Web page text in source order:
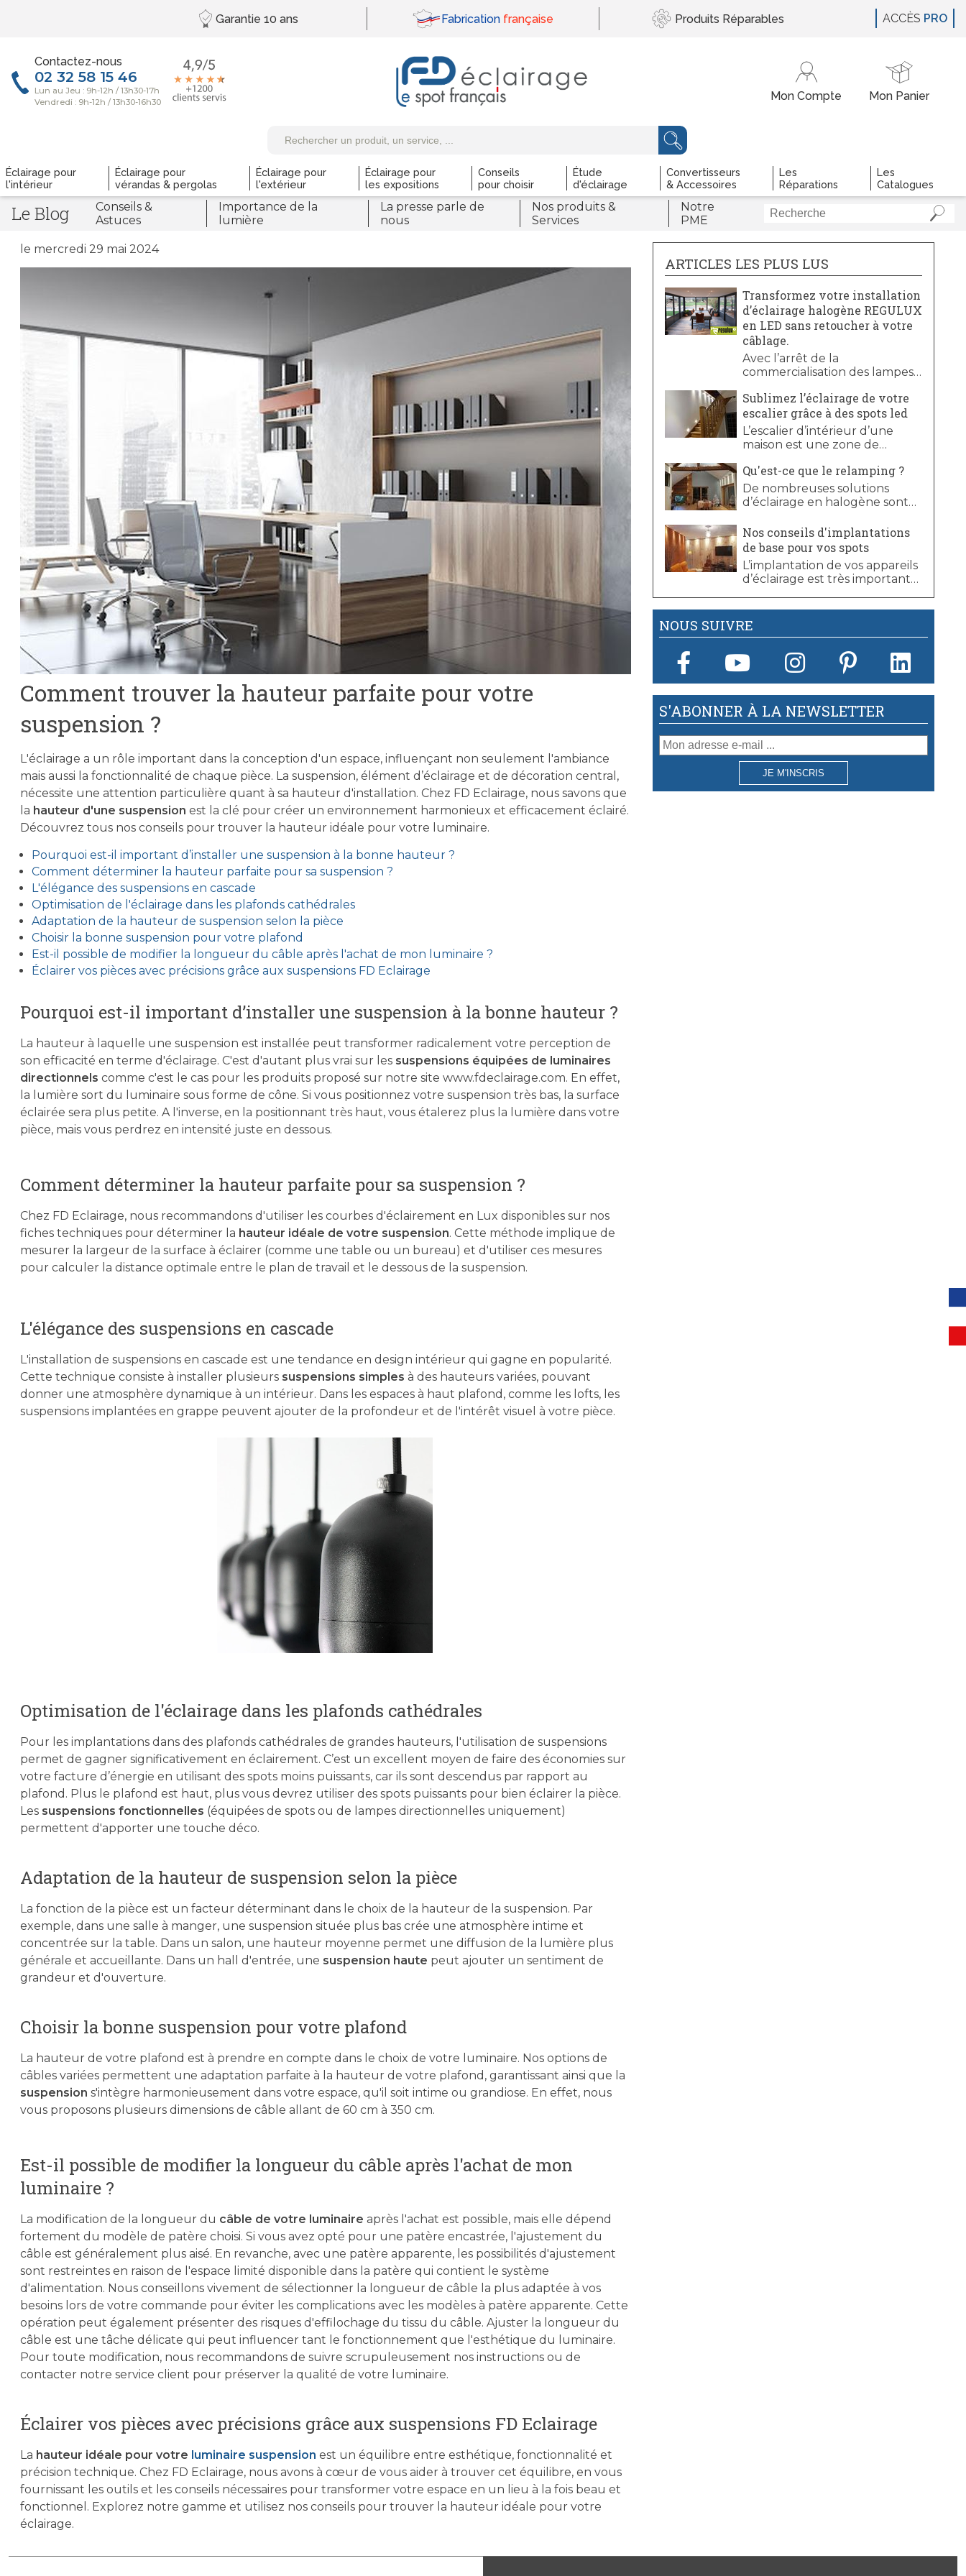
Garantie 10 ans Fabrication française Produits Réparables
Contactez-nous
Éclairage pour
l'intérieur
Éclairage pour
vérandas & pergolas
Éclairage pour
l'extérieur
Éclairage pour
les expositions
Conseils
pour choisir
Étude
d'éclairage
Convertisseurs
& Accessoires
Les
Réparations
Les
Catalogues
ACCÈS PRO
Le Blog
Conseils &
Astuces
Importance de la
lumière
La presse parle de
nous
Nos produits &
Services
Notre
PME
le mercredi 29 mai 2024
Comment trouver la hauteur parfaite pour votre
suspension ?
L'éclairage a un rôle important dans la conception d'un espace, influençant non seulement l'ambiance
mais aussi la fonctionnalité de chaque pièce. La suspension, élément d’éclairage et de décoration central,
nécessite une attention particulière quant à sa hauteur d'installation. Chez FD Eclairage, nous savons que
la hauteur d'une suspension est la clé pour créer un environnement harmonieux et efficacement éclairé.
Découvrez tous nos conseils pour trouver la hauteur idéale pour votre luminaire.
Pourquoi est-il important d’installer une suspension à la bonne hauteur ?
Comment déterminer la hauteur parfaite pour sa suspension ?
L'élégance des suspensions en cascade
Optimisation de l'éclairage dans les plafonds cathédrales
Adaptation de la hauteur de suspension selon la pièce
Choisir la bonne suspension pour votre plafond
Est-il possible de modifier la longueur du câble après l'achat de mon luminaire ?
Éclairer vos pièces avec précisions grâce aux suspensions FD Eclairage
Pourquoi est-il important d’installer une suspension à la bonne hauteur ?
La hauteur à laquelle une suspension est installée peut transformer radicalement votre perception de
son efficacité en terme d'éclairage. C'est d'autant plus vrai sur les suspensions équipées de luminaires
directionnels comme c'est le cas pour les produits proposé sur notre site www.fdeclairage.com. En effet,
la lumière sort du luminaire sous forme de cône. Si vous positionnez votre suspension très bas, la surface
éclairée sera plus petite. A l'inverse, en la positionnant très haut, vous étalerez plus la lumière dans votre
pièce, mais vous perdrez en intensité juste en dessous.
Comment déterminer la hauteur parfaite pour sa suspension ?
Chez FD Eclairage, nous recommandons d'utiliser les courbes d'éclairement en Lux disponibles sur nos
fiches techniques pour déterminer la hauteur idéale de votre suspension. Cette méthode implique de
mesurer la largeur de la surface à éclairer (comme une table ou un bureau) et d'utiliser ces mesures
pour calculer la distance optimale entre le plan de travail et le dessous de la suspension.
L'élégance des suspensions en cascade
L'installation de suspensions en cascade est une tendance en design intérieur qui gagne en popularité.
Cette technique consiste à installer plusieurs suspensions simples à des hauteurs variées, pouvant
donner une atmosphère dynamique à un intérieur. Dans les espaces à haut plafond, comme les lofts, les
suspensions implantées en grappe peuvent ajouter de la profondeur et de l'intérêt visuel à votre pièce.
Optimisation de l'éclairage dans les plafonds cathédrales
Pour les implantations dans des plafonds cathédrales de grandes hauteurs, l'utilisation de suspensions
permet de gagner significativement en éclairement. C’est un excellent moyen de faire des économies sur
votre facture d’énergie en utilisant des spots moins puissants, car ils sont descendus par rapport au
plafond. Plus le plafond est haut, plus vous devrez utiliser des spots puissants pour bien éclairer la pièce.
Les suspensions fonctionnelles (équipées de spots ou de lampes directionnelles uniquement)
permettent d'apporter une touche déco.
Adaptation de la hauteur de suspension selon la pièce
La fonction de la pièce est un facteur déterminant dans le choix de la hauteur de la suspension. Par
exemple, dans une salle à manger, une suspension située plus bas crée une atmosphère intime et
concentrée sur la table. Dans un salon, une hauteur moyenne permet une diffusion de la lumière plus
générale et accueillante. Dans un hall d'entrée, une suspension haute peut ajouter un sentiment de
grandeur et d'ouverture.
Choisir la bonne suspension pour votre plafond
La hauteur de votre plafond est à prendre en compte dans le choix de votre luminaire. Nos options de
câbles variées permettent une adaptation parfaite à la hauteur de votre plafond, garantissant ainsi que la
suspension s'intègre harmonieusement dans votre espace, qu'il soit intime ou grandiose. En effet, nous
vous proposons plusieurs dimensions de câble allant de 60 cm à 350 cm.
Est-il possible de modifier la longueur du câble après l'achat de mon
luminaire ?
La modification de la longueur du câble de votre luminaire après l'achat est possible, mais elle dépend
fortement du modèle de patère choisi. Si vous avez opté pour une patère encastrée, l'ajustement du
câble est généralement plus aisé. En revanche, avec une patère apparente, les possibilités d'ajustement
sont restreintes en raison de l'espace limité disponible dans la patère qui contient le système
d'alimentation. Nous conseillons vivement de sélectionner la longueur de câble la plus adaptée à vos
besoins lors de votre commande pour éviter les complications avec les modèles à patère apparente. Cette
opération peut également présenter des risques d'effilochage du tissu du câble. Ajuster la longueur du
câble est une tâche délicate qui peut influencer tant le fonctionnement que l'esthétique du luminaire.
Pour toute modification, nous recommandons de suivre scrupuleusement nos instructions ou de
contacter notre service client pour préserver la qualité de votre luminaire.
Éclairer vos pièces avec précisions grâce aux suspensions FD Eclairage
La hauteur idéale pour votre luminaire suspension est un équilibre entre esthétique, fonctionnalité et
précision technique. Chez FD Eclairage, nous avons à cœur de vous aider à trouver cet équilibre, en vous
fournissant les outils et les conseils nécessaires pour transformer votre espace en un lieu à la fois beau et
fonctionnel. Explorez notre gamme et utilisez nos conseils pour trouver la hauteur idéale pour votre
éclairage.
ARTICLES LES PLUS LUS
Transformez votre installation
d’éclairage halogène REGULUX
en LED sans retoucher à votre
câblage.
Avec l’arrêt de la
commercialisation des lampes
nombreux à souhaiter migrer
votre installation halogène
câblée en REGULUX vers la
technologie LED.
Sublimez l’éclairage de votre
escalier grâce à des spots led
L’escalier d’intérieur d’une
maison est une zone de
partie liée à l’éclairage de celui-
ci.
Qu'est-ce que le relamping ?
De nombreuses solutions
d’éclairage en halogène sont
Cependant, depuis l’arrêt de la
commercialisation des lampes
halogènes 12V, consommant
beaucoup trop d’énergie, il
peut s’avérer compliqué pour
les consommateurs de trouver
des ampoules halogènes pour
remplacer leurs installations
actuelles.
Nos conseils d'implantations
de base pour vos spots
L’implantation de vos appareils
d’éclairage est très importante.
conseils à mettre en œuvre
systématiquement pour
réussir un bel éclairage et une
pièces.
NOUS SUIVRE
S'ABONNER À LA NEWSLETTER
JE M'INSCRIS